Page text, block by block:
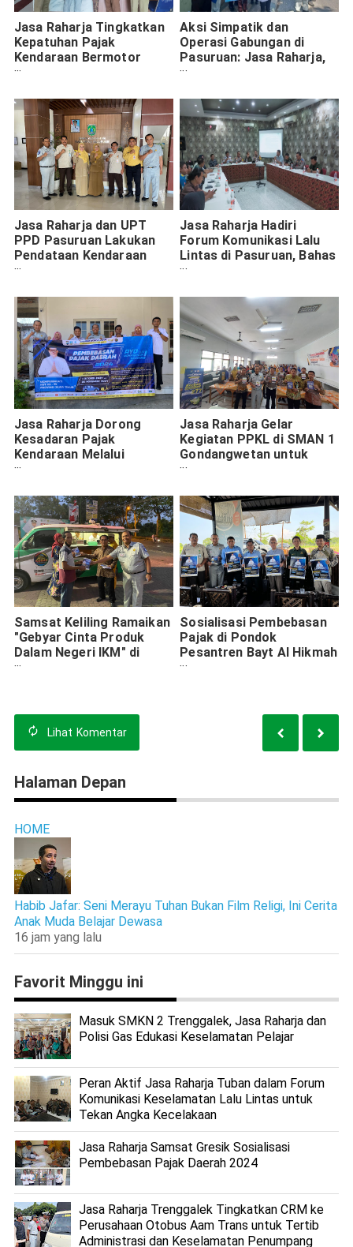
Jasa Raharja Tingkatkan
Kepatuhan Pajak
Kendaraan Bermotor
Melalui Kunjungan Kerja
Pasuruan
Aksi Simpatik dan
Operasi Gabungan di
Pasuruan: Jasa Raharja,
UPT PPD, dan Satlantas
Jasa Raharja dan UPT
PPD Pasuruan Lakukan
Pendataan Kendaraan
Dinas di Dinas Kesehatan
Jasa Raharja Hadiri
Forum Komunikasi Lalu
Lintas di Pasuruan, Bahas
Inisiatif Keselamatan
Jasa Raharja Dorong
Kesadaran Pajak
Kendaraan Melalui
Program Pemutihan Jilid
Jasa Raharja Gelar
Kegiatan PPKL di SMAN 1
Gondangwetan untuk
Tingkatkan Kesadaran
Pelajar
Samsat Keliling Ramaikan
"Gebyar Cinta Produk
Dalam Negeri IKM" di
Bangil
Sosialisasi Pembebasan
Pajak di Pondok
Pesantren Bayt Al Hikmah
Pasuruan
Lihat Komentar
Halaman Depan
HOME
Habib Jafar: Seni Merayu Tuhan Bukan Film Religi, Ini Cerita
Anak Muda Belajar Dewasa
16 jam yang lalu
Favorit Minggu ini
Masuk SMKN 2 Trenggalek, Jasa Raharja dan
Polisi Gas Edukasi Keselamatan Pelajar
Peran Aktif Jasa Raharja Tuban dalam Forum
Komunikasi Keselamatan Lalu Lintas untuk
Tekan Angka Kecelakaan
Jasa Raharja Samsat Gresik Sosialisasi
Pembebasan Pajak Daerah 2024
Jasa Raharja Trenggalek Tingkatkan CRM ke
Perusahaan Otobus Aam Trans untuk Tertib
Administrasi dan Keselamatan Penumpang